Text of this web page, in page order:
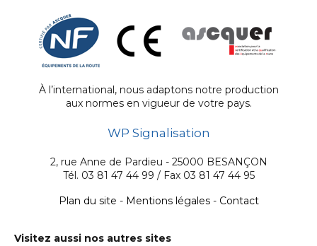
À l’international, nous adaptons notre production
aux normes en vigueur de votre pays.
WP Signalisation
2, rue Anne de Pardieu - 25000 BESANÇON
Tél. 03 81 47 44 99 / Fax 03 81 47 44 95
Plan du site - Mentions légales- Contact
Visitez aussi nos autres sites